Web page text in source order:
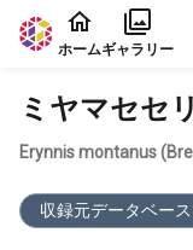
本文に飛ぶ
ホームギャラリー
ミヤマセセリ
Erynnis montanus
収録元データベース